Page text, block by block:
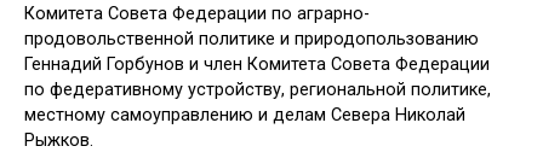
Комитета Совета Федерации по аграрно-
продовольственной политике и природопользованию
Геннадий Горбунов и член Комитета Совета Федерации
по федеративному устройству, региональной политике,
местному самоуправлению и делам Севера Николай
Рыжков.